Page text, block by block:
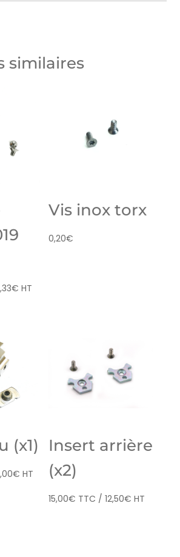
similaires
€ HT
Vis inox torx
0,20€
(x1)
€ HT
Insert arrière
(x2)
15,00€ TTC /12,50€ HT